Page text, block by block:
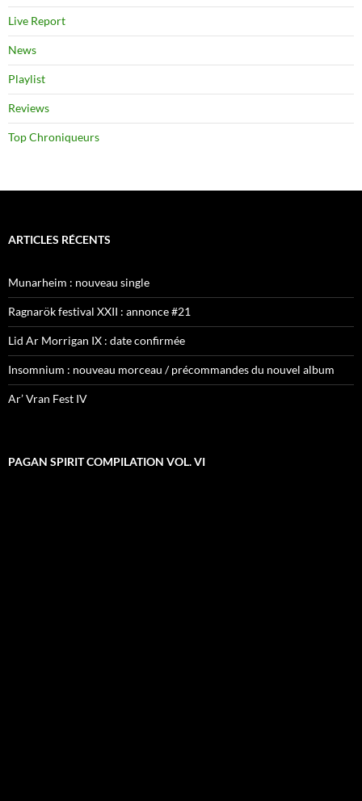
Live Report
News
Playlist
Reviews
Top Chroniqueurs
ARTICLES RÉCENTS
Munarheim : nouveau single
Ragnarök festival XXII : annonce #21
Lid Ar Morrigan IX : date confirmée
Insomnium : nouveau morceau / précommandes du nouvel album
Ar’ Vran Fest IV
PAGAN SPIRIT COMPILATION VOL. VI